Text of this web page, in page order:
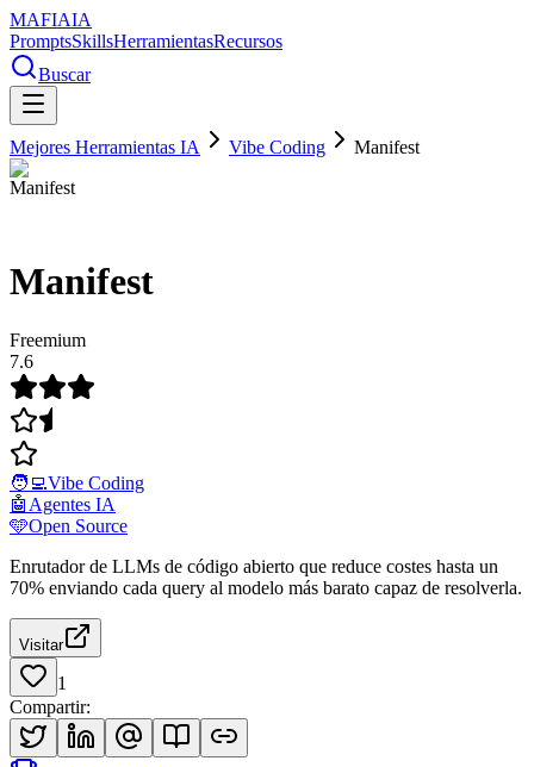
MAFIAIA
PromptsSkillsHerramientasRecursos
Buscar
Mejores Herramientas IA Vibe Coding Manifest
Manifest
Freemium
7.6
🧑‍💻Vibe Coding
🤖 Agentes IA
🩵Open Source
Enrutador de LLMs de código abierto que reduce costes hasta un
70% enviando cada query al modelo más barato capaz de resolverla.
Visitar
1
Compartir: